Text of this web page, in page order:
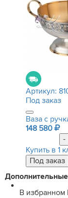
Артикул:
Под заказ
Ваза с
148 580
-
Купить в 1
В избранном